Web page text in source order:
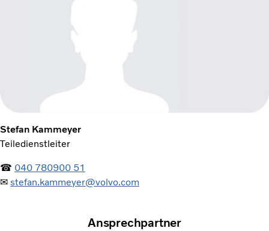
Stefan Kammeyer
Teiledienstleiter
☎ 040 780900 51
✉ stefan.kammeyer@volvo.com
Ansprechpartner